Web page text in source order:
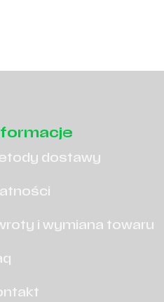
dostawy
i wymiana towaru